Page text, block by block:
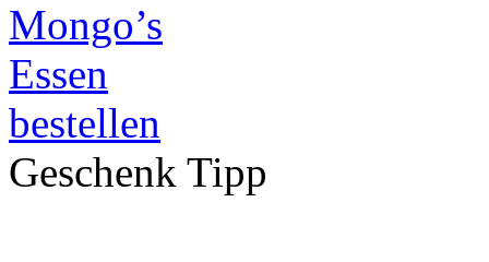
Mongo’s
Essen
bestellen
Geschenk Tipp